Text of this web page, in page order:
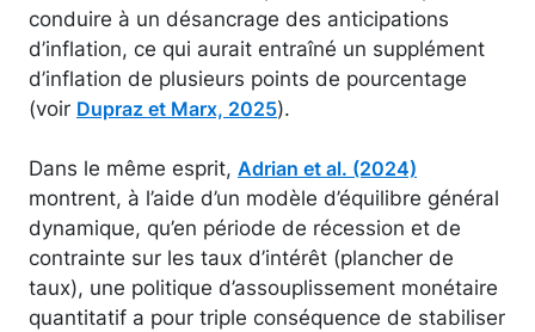
conduire à un désancrage des anticipations
d’inflation, ce qui aurait entraîné un supplément
d’inflation de plusieurs points de pourcentage
(voir Dupraz et Marx, 2025).
Dans le même esprit, Adrian et al. (2024)
montrent, à l’aide d’un modèle d’équilibre général
dynamique, qu’en période de récession et de
contrainte sur les taux d’intérêt (plancher de
taux), une politique d’assouplissement monétaire
quantitatif a pour triple conséquence de stabiliser